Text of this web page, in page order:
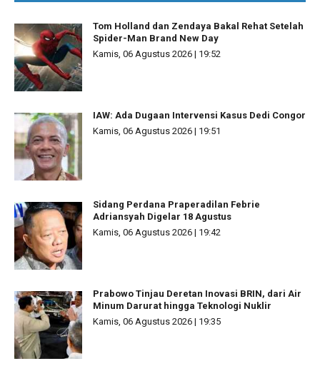
Tom Holland dan Zendaya Bakal Rehat Setelah
Spider-Man Brand New Day
Kamis, 06 Agustus 2026 | 19:52
IAW: Ada Dugaan Intervensi Kasus Dedi Congor
Kamis, 06 Agustus 2026 | 19:51
Sidang Perdana Praperadilan Febrie
Adriansyah Digelar 18 Agustus
Kamis, 06 Agustus 2026 | 19:42
Prabowo Tinjau Deretan Inovasi BRIN, dari Air
Minum Darurat hingga Teknologi Nuklir
Kamis, 06 Agustus 2026 | 19:35